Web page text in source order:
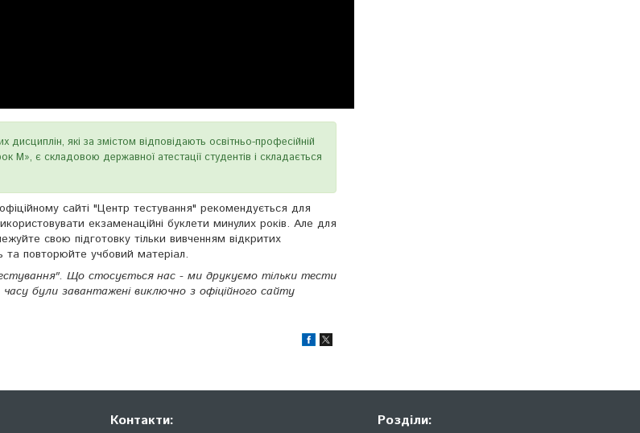
які за змістом відповідають освітньо-професійній
М», є складовою державної атестації студентів і складається
сайті "Центр тестування" рекомендується для
екзаменаційні буклети минулих років. Але для
свою підготовку тільки вивченням відкритих
та повторюйте учбовий матеріал.
Що стосується нас - ми друкуємо тільки тести
часу були завантажені виключно з офіційного сайту
Контакти: Розділи: